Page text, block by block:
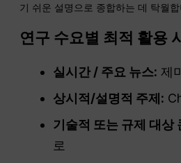
기 쉬운 설명으로 종합하는 데 탁월합
연구 수요별 최적 활용
실시간 / 주요 뉴스: 제
상시적/설명적 주제:
기술적 또는 규제 대상
로